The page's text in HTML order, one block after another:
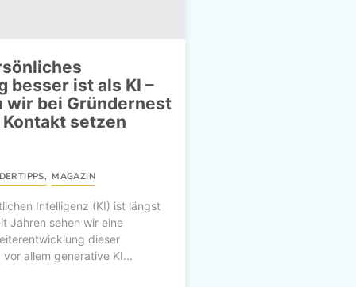
besser ist als KI –
wir bei Gründernest
setzen
, MAGAZIN
Intelligenz (KI) ist längst
Jahren sehen wir eine
dieser
allem generative KI...